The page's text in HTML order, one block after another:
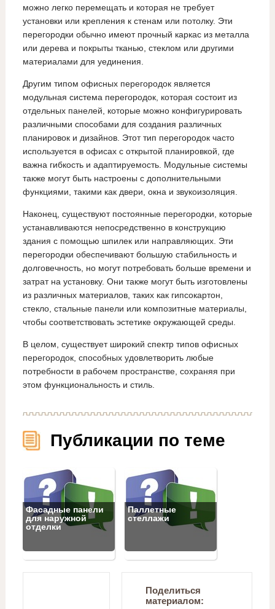
можно легко перемещать и которая не требует
установки или крепления к стенам или потолку. Эти
перегородки обычно имеют прочный каркас из металла
или дерева и покрыты тканью, стеклом или другими
материалами для уединения.
Другим типом офисных перегородок является
модульная система перегородок, которая состоит из
отдельных панелей, которые можно конфигурировать
различными способами для создания различных
планировок и дизайнов. Этот тип перегородок часто
используется в офисах с открытой планировкой, где
важна гибкость и адаптируемость. Модульные системы
также могут быть настроены с дополнительными
функциями, такими как двери, окна и звукоизоляция.
Наконец, существуют постоянные перегородки, которые
устанавливаются непосредственно в конструкцию
здания с помощью шпилек или направляющих. Эти
перегородки обеспечивают большую стабильность и
долговечность, но могут потребовать больше времени и
затрат на установку. Они также могут быть изготовлены
из различных материалов, таких как гипсокартон,
стекло, стальные панели или композитные материалы,
чтобы соответствовать эстетике окружающей среды.
В целом, существует широкий спектр типов офисных
перегородок, способных удовлетворить любые
потребности в рабочем пространстве, сохраняя при
этом функциональность и стиль.
Публикации по теме
Фасадные панели
для наружной
отделки
Паллетные
стеллажи
Поделиться
материалом: